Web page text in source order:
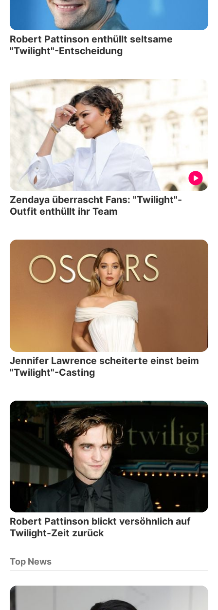
Robert Pattinson enthüllt seltsame
"Twilight"-Entscheidung
Zendaya überrascht Fans: "Twilight"-
Outfit enthüllt ihr Team
Jennifer Lawrence scheiterte einst beim
"Twilight"-Casting
Robert Pattinson blickt versöhnlich auf
Twilight-Zeit zurück
Top News